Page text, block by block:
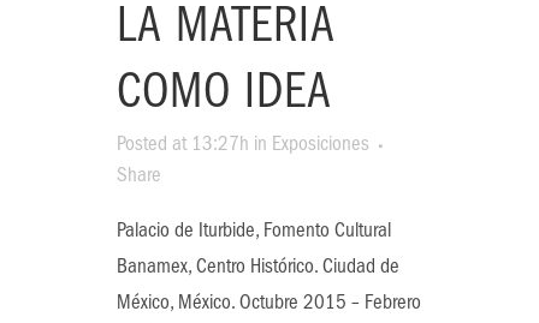
LA MATERIA
COMO IDEA
Posted at 13:27h in Exposiciones
Share
Palacio de Iturbide, Fomento Cultural
Banamex, Centro Histórico. Ciudad de
México, México. Octubre 2015 – Febrero